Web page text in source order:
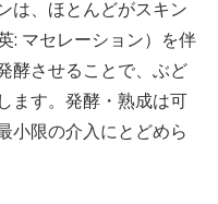
は、ほとんどがスキン
: マセレーション）を伴
酵させることで、ぶど
ます。発酵・熟成は可
小限の介入にとどめら